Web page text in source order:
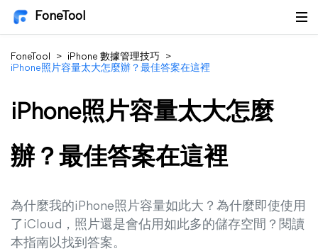
FoneTool
FoneTool > iPhone 數據管理技巧
>
iPhone照片容量太大怎麼辦？最佳答案在這裡
iPhone照片容量太大怎麼
辦？最佳答案在這裡
為什麼我的iPhone照片容量如此大？為什麼即使使用
了iCloud，照片還是會佔用如此多的儲存空間？閱讀
本指南以找到答案。